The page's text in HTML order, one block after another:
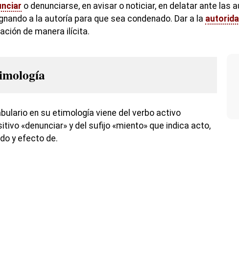
o denunciarse, en avisar o noticiar, en delatar ante las
a la autoría para que sea condenado. Dar a la
de manera ilícita.
en su etimología viene del verbo activo
«denunciar» y del sufijo «miento» que indica acto,
y efecto de.